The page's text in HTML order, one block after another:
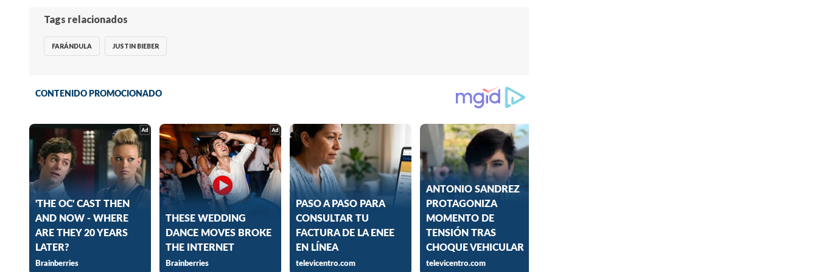
Tags relacionados
FARÁNDULA JUSTIN BIEBER